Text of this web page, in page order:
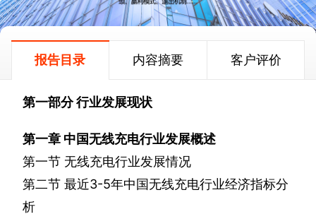
报告目录 内容摘要 客户评价
第一部分行业发展现状
第一章 中国无线充电行业发展概述
第一节 无线充电行业发展情况
第二节 最近3-5年中国无线充电行业经济指标分
析